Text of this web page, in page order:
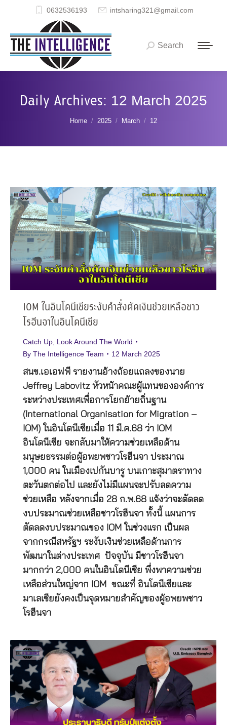
0632536193 intsharing321@gmail.com
Search:
Search
Daily Archives: 12 March 2025
You are here:
Home 2025 March 12
IOM ในอินโดนีเซียระงับคำสั่งตัดเงินช่วยเหลือชาว
โรฮีนจาในอินโดนีเซีย
Catch Up Look Around The World
By The Intelligence Team 12 March 2025
สนข.เอเอฟพี รายงานอ้างถ้อยแถลงของนาย
Jeffrey Labovitz หัวหน้าคณะผู้แทนขององค์การ
ระหว่างประเทศเพื่อการโยกย้ายถิ่นฐาน
(International Organisation for Migration –
IOM) ในอินโดนีเซียเมื่อ 11 มี.ค.68 ว่า IOM
อินโดนีเซีย จะกลับมาให้ความช่วยเหลือด้าน
มนุษยธรรมต่อผู้อพยพชาวโรฮีนจา ประมาณ
1,000 คน ในเมืองเปกันบารู บนเกาะสุมาตราทาง
ตะวันตกต่อไป และยังไม่มีแผนจะปรับลดความ
ช่วยเหลือ หลังจากเมื่อ 28 ก.พ.68 แจ้งว่าจะตัดลด
งบประมาณช่วยเหลือชาวโรฮีนจา ทั้งนี้ แผนการ
ตัดลดงบประมาณของ IOM ในช่วงแรก เป็นผล
จากกรณีสหรัฐฯ ระงับเงินช่วยเหลือด้านการ
พัฒนาในต่างประเทศ ปัจจุบัน มีชาวโรฮีนจา
มากกว่า 2,000 คนในอินโดนีเซีย พึ่งพาความช่วย
เหลือส่วนใหญ่จาก IOM ขณะที่ อินโดนีเซียและ
มาเลเซียยังคงเป็นจุดหมายสำคัญของผู้อพยพชาว
โรฮีนจา